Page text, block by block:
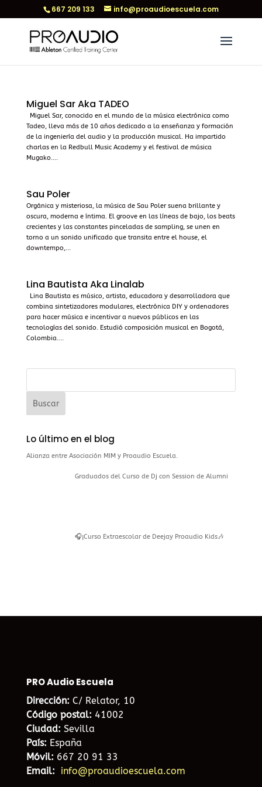
667 209 133 info@proaudioescuela.com
Miguel Sar Aka TADEO
Miguel Sar, conocido en el mundo de la música electrónica como
Tadeo, lleva más de 10 años dedicado a la enseñanza y formación
de la ingeniería del audio y la producción musical. Ha impartido
charlas en la Redbull Music Academy y el festival de música
Mugako....
Sau Poler
Orgánica y misteriosa, la música de Sau Poler suena brillante y
oscura, moderna e íntima. El groove en las líneas de bajo, los beats
crecientes y las constantes pinceladas de sampling, se unen en
torno a un sonido unificado que transita entre el house, el
downtempo,...
Lina Bautista Aka Linalab
Lina Bautista es músico, artista, educadora y desarrolladora que
combina sintetizadores modulares, electrónica DIY y ordenadores
para hacer música e incentivar a nuevos públicos en las
tecnologías del sonido. Estudió composición musical en Bogotá,
Colombia....
Lo último en el blog
Alianza entre Asociación MIM y Proaudio Escuela.
Graduados del Curso de Dj con Session de Alumni
🎧¡Curso Extraescolar de Deejay Proaudio Kids🎶
PRO Audio Escuela
Dirección: C/ Relator, 10
Código postal: 41002
Ciudad: Sevilla
País: España
Móvil: 667 20 91 33
Email:
info@proaudioescuela.com